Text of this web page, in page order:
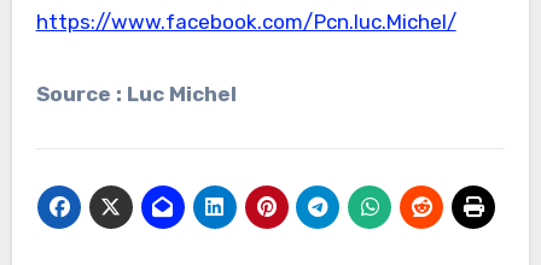
https://www.facebook.com/Pcn.luc.Michel/
Source : Luc Michel